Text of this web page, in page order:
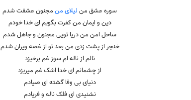
سوره عشق منلیلای منمجنون عشقت شدم
دین و ایمان من کفرت بگویم ای خدا خودم
ساحل امن من دریا تویی مجنون و جاهل شدم
خنجر از پشت زدی من بعد تو از غصه ویران شدم
نالم از ناله ام سوز غم برخیزد
از چشمانم ای خدا اشک غم میریزد
دنیای بی وفا گشته ای صیادم
نشنیدی ای فلک ناله و فریادم